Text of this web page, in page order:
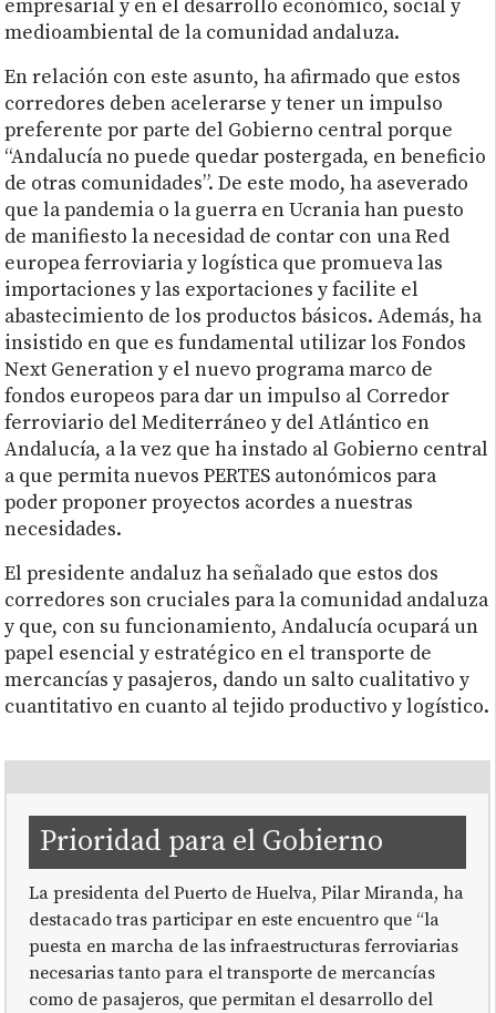
empresarial y en el desarrollo económico, social y
medioambiental de la comunidad andaluza.
En relación con este asunto, ha afirmado que estos
corredores deben acelerarse y tener un impulso
preferente por parte del Gobierno central porque
“Andalucía no puede quedar postergada, en beneficio
de otras comunidades”. De este modo, ha aseverado
que la pandemia o la guerra en Ucrania han puesto
de manifiesto la necesidad de contar con una Red
europea ferroviaria y logística que promueva las
importaciones y las exportaciones y facilite el
abastecimiento de los productos básicos. Además, ha
insistido en que es fundamental utilizar los Fondos
Next Generation y el nuevo programa marco de
fondos europeos para dar un impulso al Corredor
ferroviario del Mediterráneo y del Atlántico en
Andalucía, a la vez que ha instado al Gobierno central
a que permita nuevos PERTES autonómicos para
poder proponer proyectos acordes a nuestras
necesidades.
El presidente andaluz ha señalado que estos dos
corredores son cruciales para la comunidad andaluza
y que, con su funcionamiento, Andalucía ocupará un
papel esencial y estratégico en el transporte de
mercancías y pasajeros, dando un salto cualitativo y
cuantitativo en cuanto al tejido productivo y logístico.
Prioridad para el Gobierno
La presidenta del Puerto de Huelva, Pilar Miranda, ha
destacado tras participar en este encuentro que “la
puesta en marcha de las infraestructuras ferroviarias
necesarias tanto para el transporte de mercancías
como de pasajeros, que permitan el desarrollo del